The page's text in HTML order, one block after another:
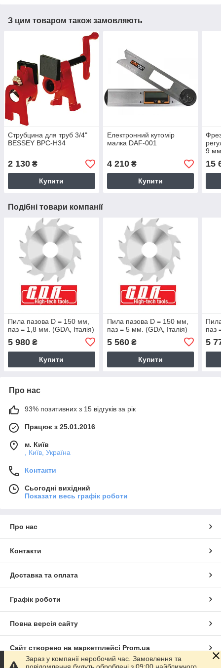
З цим товаром також замовляють
Струбцина для труб 3/4"
BESSEY BPC-H34
2 130 ₴
Купити
Електронний кутомір
малка DAF-001
4 210₴
Купити
9
15
Подібні товари компанії
Пила пазова D = 150 мм,
паз = 1,8 мм. (GDA, Італія)
5 980 ₴
Купити
Пила пазова D = 150 мм,
паз = 5 мм. (GDA, Італія)
5 560₴
Купити
паз
5
Про нас
93% позитивних з 15 відгуків за рік
Працює з 25.01.2016
м. Київ
, Київ, Україна
Контакти
Сьогодні вихідний
Показати весь графік роботи
Про нас
Контакти
Доставка та оплата
Графік роботи
Повна версія сайту
Сайт створено на маркетплейсі Prom.ua
Зараз у компанії неробочий час. Замовлення та